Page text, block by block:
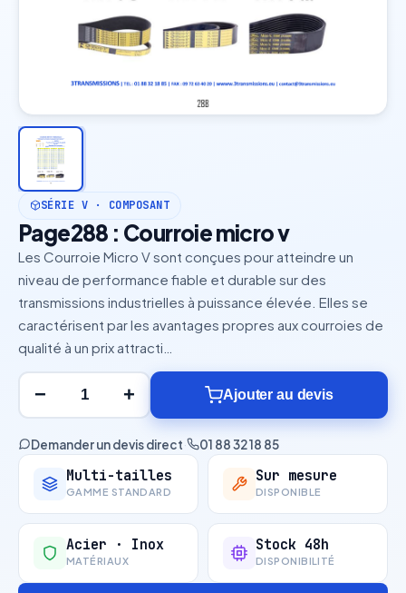
SÉRIE V · COMPOSANT
Page288 : Courroie micro v
Les Courroie Micro V sont conçues pour atteindre un
niveau de performance fiable et durable sur des
transmissions industrielles à puissance élevée. Elles se
caractérisent par les avantages propres aux courroies de
qualité à un prix attracti…
− + Ajouter au devis
Demander un devis direct· 01 88 32 18 85
Multi-tailles
GAMME STANDARD
Sur mesure
DISPONIBLE
Acier · Inox
MATÉRIAUX
Stock 48h
DISPONIBILITÉ